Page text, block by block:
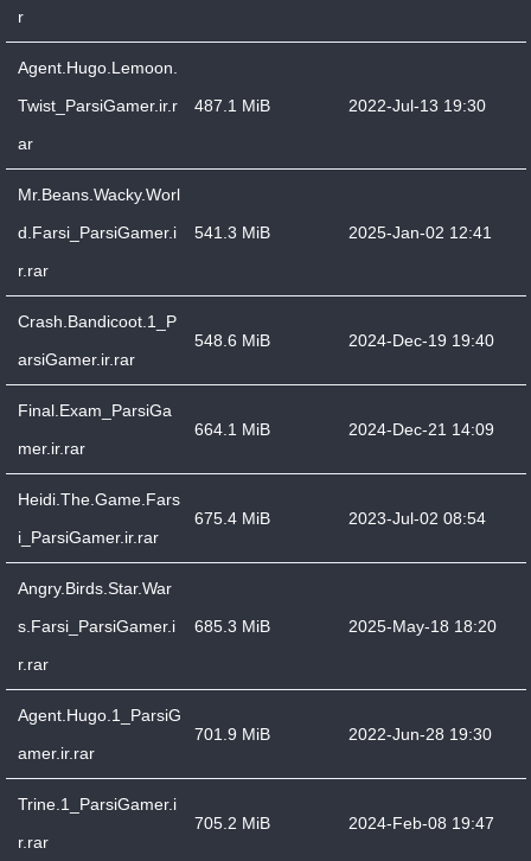
r
Agent.Hugo.Lemoon.
Twist_ParsiGamer.ir.r
ar
487.1 MiB 2022-Jul-13 19:30
Mr.Beans.Wacky.Worl
d.Farsi_ParsiGamer.i
r.rar
541.3 MiB 2025-Jan-02 12:41
Crash.Bandicoot.1_P
arsiGamer.ir.rar
548.6 MiB 2024-Dec-19 19:40
Final.Exam_ParsiGa
mer.ir.rar
664.1 MiB 2024-Dec-21 14:09
Heidi.The.Game.Fars
i_ParsiGamer.ir.rar
675.4 MiB 2023-Jul-02 08:54
Angry.Birds.Star.War
s.Farsi_ParsiGamer.i
r.rar
685.3 MiB 2025-May-18 18:20
Agent.Hugo.1_ParsiG
amer.ir.rar
701.9 MiB 2022-Jun-28 19:30
Trine.1_ParsiGamer.i
r.rar
705.2 MiB 2024-Feb-08 19:47